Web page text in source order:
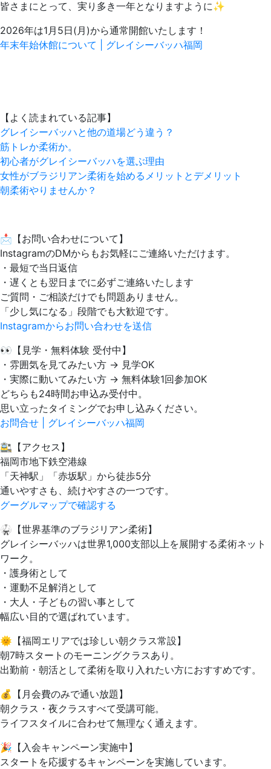
皆さまにとって、実り多き一年となりますように✨
2026年は1月5日(月)から通常開館いたします！
年末年始休館について | グレイシーバッハ福岡
【よく読まれている記事】
グレイシーバッハと他の道場どう違う？
筋トレか柔術か。
初心者がグレイシーバッハを選ぶ理由
女性がブラジリアン柔術を始めるメリットとデメリット
朝柔術やりませんか？
📩【お問い合わせについて】
InstagramのDMからもお気軽にご連絡いただけます。
・最短で当日返信
・遅くとも翌日までに必ずご連絡いたします
ご質問・ご相談だけでも問題ありません。
「少し気になる」段階でも大歓迎です。
Instagramからお問い合わせを送信
👀【見学・無料体験 受付中】
・雰囲気を見てみたい方 → 見学OK
・実際に動いてみたい方 → 無料体験1回参加OK
どちらも24時間お申込み受付中。
思い立ったタイミングでお申し込みください。
お問合せ | グレイシーバッハ福岡
🚉【アクセス】
福岡市地下鉄空港線
「天神駅」「赤坂駅」から徒歩5分
通いやすさも、続けやすさの一つです。
グーグルマップで確認する
🥋【世界基準のブラジリアン柔術】
グレイシーバッハは世界1,000支部以上を展開する柔術ネット
ワーク。
・護身術として
・運動不足解消として
・大人・子どもの習い事として
幅広い目的で選ばれています。
🌞【福岡エリアでは珍しい朝クラス常設】
朝7時スタートのモーニングクラスあり。
出勤前・朝活として柔術を取り入れたい方におすすめです。
💰【月会費のみで通い放題】
朝クラス・夜クラスすべて受講可能。
ライフスタイルに合わせて無理なく通えます。
🎉【入会キャンペーン実施中】
スタートを応援するキャンペーンを実施しています。